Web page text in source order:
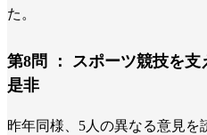
た。
第8問 ： スポーツ競技を
是非
昨年同様、5人の異なる意見を